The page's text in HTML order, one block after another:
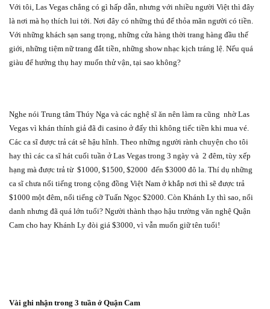
Với tôi, Las Vegas chẳng có gì hấp dẫn, nhưng với nhiều người Việt thì đây
là nơi mà họ thích lui tới. Nơi đây có những thú để thỏa mãn người có tiền.
Với những khách sạn sang trọng, những cửa hàng thời trang hàng đầu thế
giới, những tiệm nữ trang đắt tiền, những show nhạc kịch tráng lệ. Nếu quá
giàu để hưởng thụ hay muốn thử vận, tại sao không?
Nghe nói Trung tâm Thúy Nga và các nghệ sĩ ăn nên làm ra cũng nhờ Las
Vegas vì khán thính giả đã đi casino ở đấy thì không tiếc tiền khi mua vé.
Các ca sĩ được trả cát sê hậu hĩnh. Theo những người rành chuyện cho tôi
hay thì các ca sĩ hát cuối tuần ở Las Vegas trong 3 ngày và 2 đêm, tùy xếp
hạng mà được trả từ $1000, $1500, $2000 đến $3000 đô la. Thí dụ những
ca sĩ chưa nổi tiếng trong cộng đồng Việt Nam ở khắp nơi thì sẽ được trả
$1000 một đêm, nổi tiếng cỡ Tuấn Ngọc $2000. Còn Khánh Ly thì sao, nổi
danh nhưng đã quá lớn tuổi? Người thành thạo hậu trường văn nghệ Quận
Cam cho hay Khánh Ly đòi giá $3000, vì vẫn muốn giữ tên tuổi!
Vài ghi nhận trong 3 tuần ở Quận Cam